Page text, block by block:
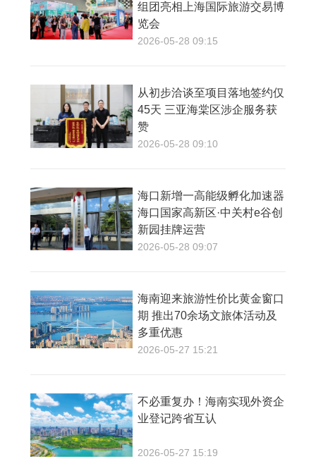
组团亮相上海国际旅游交易博
览会
2026-05-28 09:15
从初步洽谈至项目落地签约仅
45天 三亚海棠区涉企服务获
赞
2026-05-28 09:10
海口新增一高能级孵化加速器
海口国家高新区·中关村e谷创
新园挂牌运营
2026-05-28 09:07
海南迎来旅游性价比黄金窗口
期 推出70余场文旅体活动及
多重优惠
2026-05-27 15:21
不必重复办！海南实现外资企
业登记跨省互认
2026-05-27 15:19